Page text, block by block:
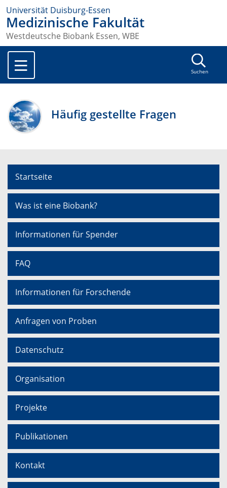
Universität Duisburg-Essen
Medizinische Fakultät
Westdeutsche Biobank Essen, WBE
Suchen
Häufig gestellte Fragen
Startseite
Was ist eine Biobank?
Informationen für Spender
FAQ
Informationen für Forschende
Anfragen von Proben
Datenschutz
Organisation
Projekte
Publikationen
Kontakt